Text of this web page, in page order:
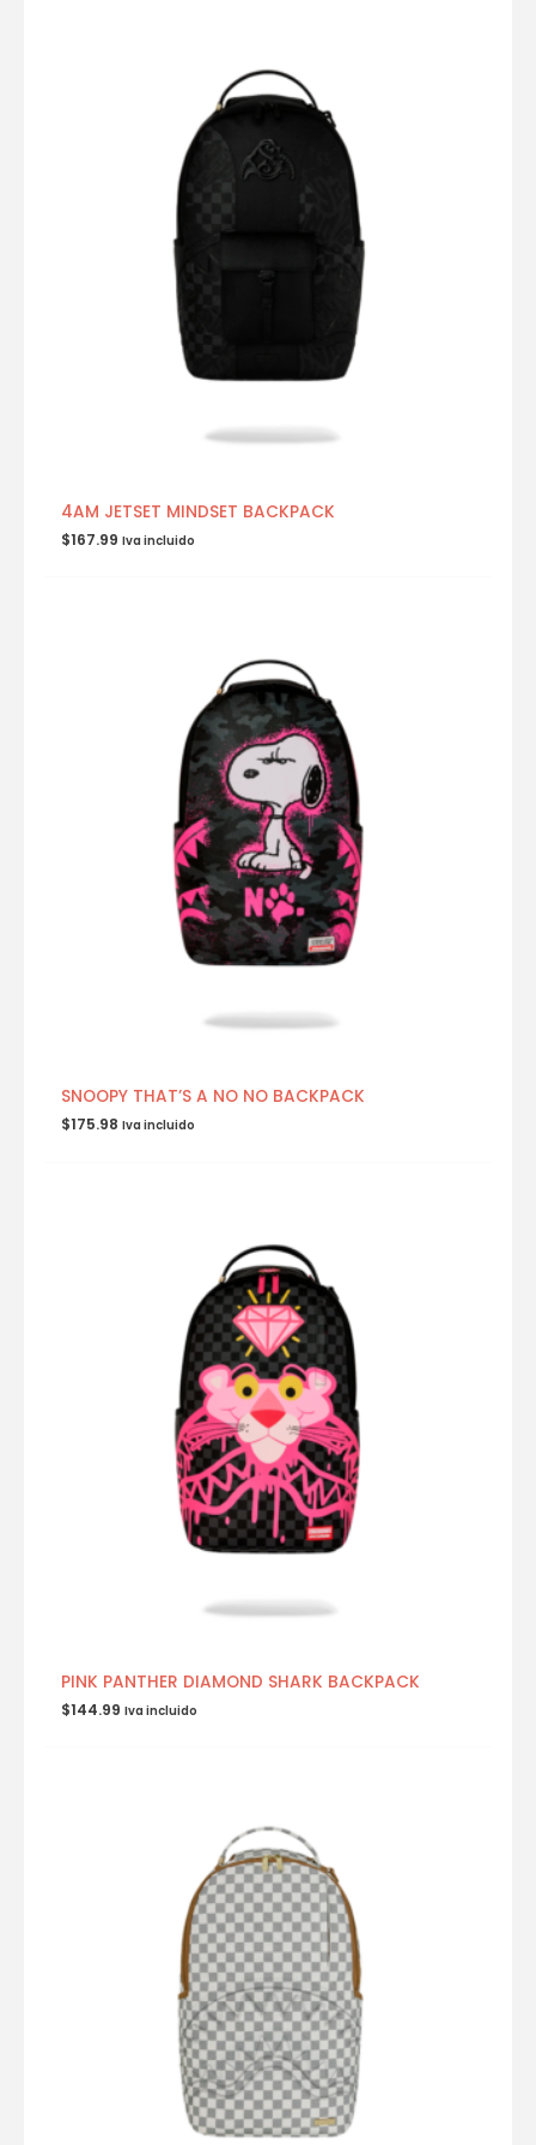
4AM JETSET MINDSET BACKPACK
$167.99 Iva incluido
SNOOPY THAT’S A NO NO BACKPACK
$175.98 Iva incluido
PINK PANTHER DIAMOND SHARK BACKPACK
$144.99 Iva incluido